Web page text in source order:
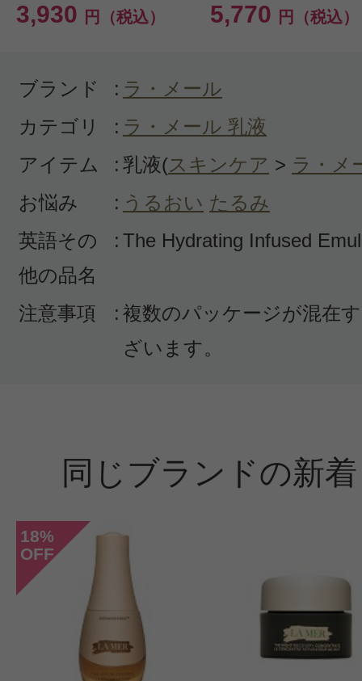
3,930 円（税込） 5,770 円（税込）
ブランド : ラ・メール
カテゴリ
: ラ・メール 乳液
アイテム
: 乳液(スキンケア > ラ・メ
お悩み
: うるおい たるみ
英語その
他の品名
: The Hydrating Infused
注意事項 : 複数のパッケージが混在
ざいます。
同じブランドの新
18%
OFF